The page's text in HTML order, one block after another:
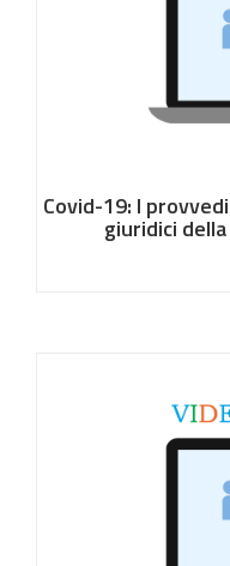
Covid-19: I
giuridici della